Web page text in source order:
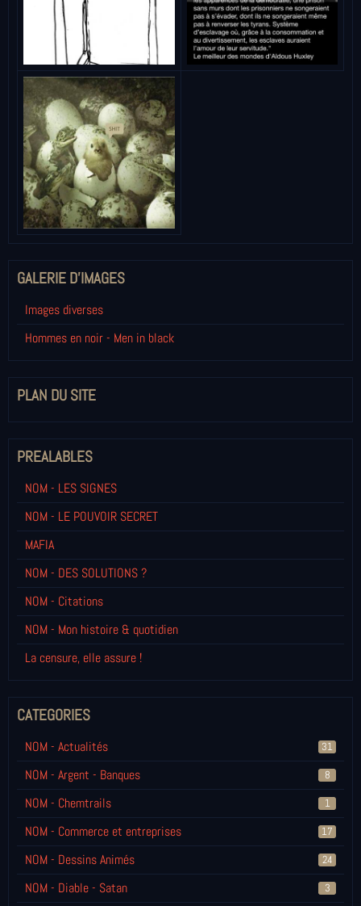
GALERIE D'IMAGES
Images diverses
Hommes en noir - Men in black
PLAN DU SITE
PREALABLES
NOM - LES SIGNES
NOM - LE POUVOIR SECRET
MAFIA
NOM - DES SOLUTIONS ?
NOM - Citations
NOM - Mon histoire & quotidien
La censure, elle assure !
CATEGORIES
NOM - Actualités 31
NOM - Argent - Banques 8
NOM - Chemtrails 1
NOM - Commerce et entreprises 17
NOM - Dessins Animés 24
NOM - Diable - Satan 3